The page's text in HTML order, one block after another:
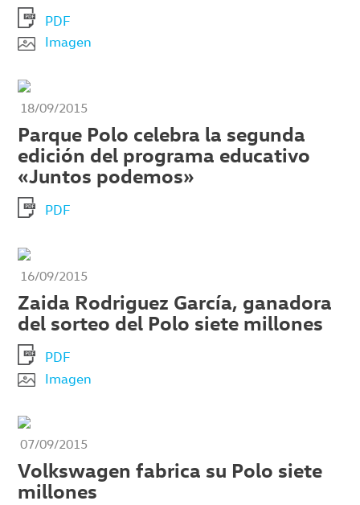
PDF
Imagen
18/09/2015
Parque Polo celebra la segunda
edición del programa educativo
«Juntos podemos»
PDF
16/09/2015
Zaida Rodriguez García, ganadora
del sorteo del Polo siete millones
PDF
Imagen
07/09/2015
Volkswagen fabrica su Polo siete
millones